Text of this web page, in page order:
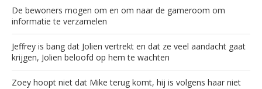
De bewoners mogen om en om naar de gameroom om
informatie te verzamelen
Jeffrey is bang dat Jolien vertrekt en dat ze veel aandacht gaat
krijgen, Jolien beloofd op hem te wachten
Zoey hoopt niet dat Mike terug komt, hij is volgens haar niet